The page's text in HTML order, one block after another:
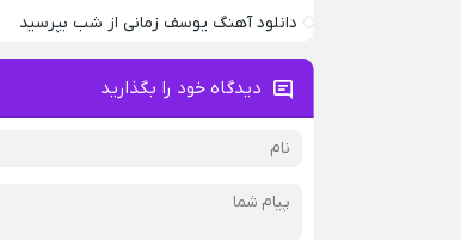
دانلود آهنگ یوسف زمانی از شب بپرسید
دیدگاه خود را بگذارید